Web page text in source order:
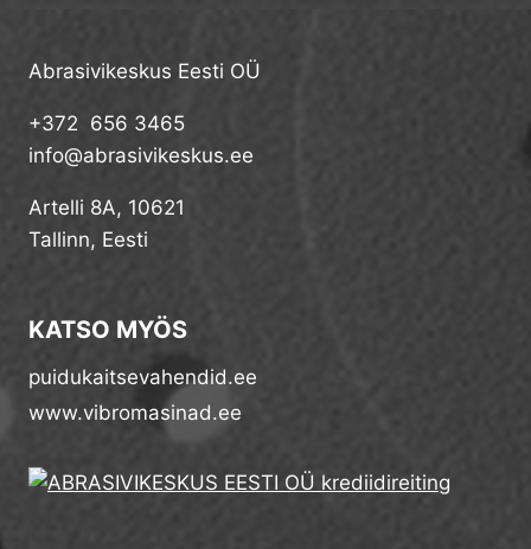
Abrasivikeskus Eesti OÜ
+372 656 3465
info@abrasivikeskus.ee
Artelli 8A, 10621
Tallinn, Eesti
KATSO MYÖS
puidukaitsevahendid.ee
www.vibromasinad.ee